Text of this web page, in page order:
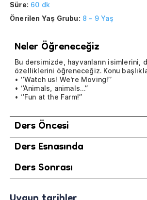
Süre: 60 dk
Önerilen Yaş Grubu: 8 - 9 Yaş
Neler Öğreneceğiz
Bu dersimizde, hayvanların isimlerini,
özelliklerini öğreneceğiz. Konu
• ‘’Watch us! We're Moving!’’
• ‘’Animals, animals…’’
• ‘’Fun at the Farm!’’
Ders Öncesi
Ders Esnasında
Ders Sonrası